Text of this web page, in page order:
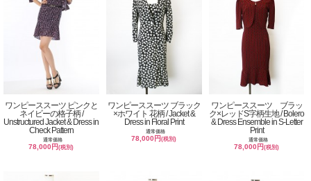
ワンピーススーツ ピンクと
ネイビーの格子柄 /
Unstructured Jacket & Dress in
Check Pattern
通常価格
78,000円(税別)
ワンピーススーツ ブラック
×ホワイト 花柄 / Jacket &
Dress in Floral Print
通常価格
78,000円(税別)
ワンピーススーツ ブラッ
ク×レッドS字柄生地 / Bolero
& Dress Ensemble in S-Letter
Print
通常価格
78,000円(税別)